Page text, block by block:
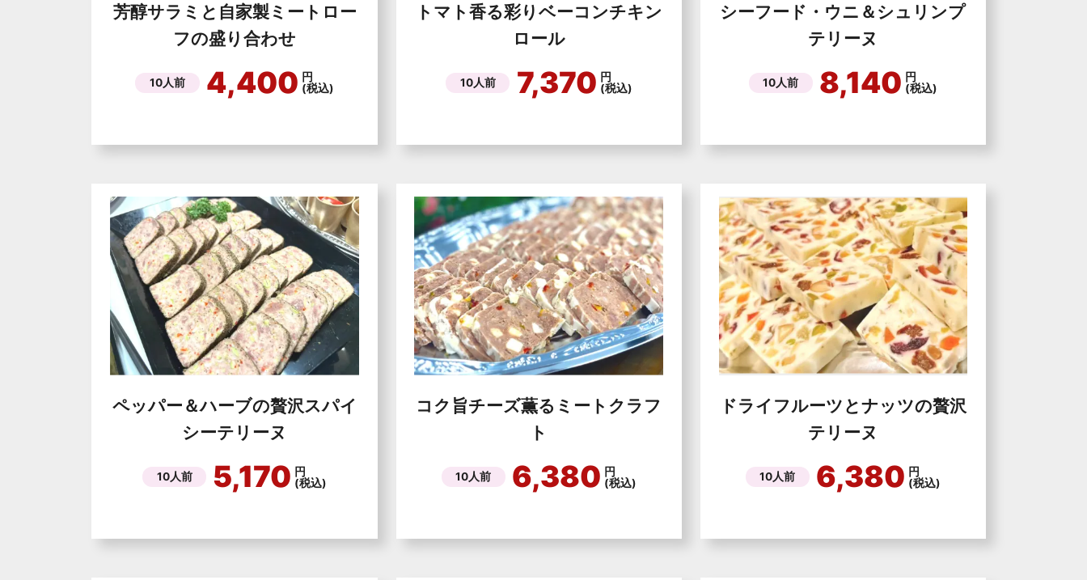
芳醇サラミと自家製ミートロー
フの盛り合わせ
10人前 4,400 円
(税込)
トマト香る彩りベーコンチキン
ロール
10人前 7,370 円
(税込)
シーフード・ウニ＆シュリンプ
テリーヌ
10人前 8,140 円
(税込)
ペッパー＆ハーブの贅沢スパイ
シーテリーヌ
10人前 5,170 円
(税込)
コク旨チーズ薫るミートクラフ
ト
10人前 6,380 円
(税込)
ドライフルーツとナッツの贅沢
テリーヌ
10人前 6,380 円
(税込)